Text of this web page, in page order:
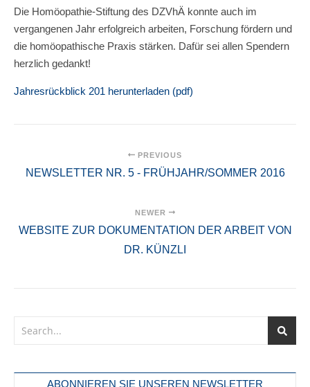
Die Homöopathie-Stiftung des DZVhÄ konnte auch im
vergangenen Jahr erfolgreich arbeiten, Forschung fördern und
die homöopathische Praxis stärken. Dafür sei allen Spendern
herzlich gedankt!
Jahresrückblick 201 herunterladen (pdf)
PREVIOUS
NEWSLETTER NR. 5 - FRÜHJAHR/SOMMER 2016
NEWER
WEBSITE ZUR DOKUMENTATION DER ARBEIT VON
DR. KÜNZLI
ABONNIEREN SIE UNSEREN NEWSLETTER